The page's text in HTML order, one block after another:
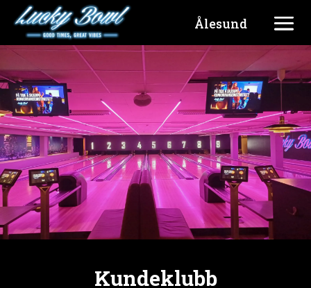
Ålesund
Kundeklubb